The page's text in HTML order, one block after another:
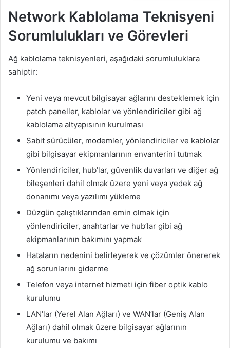
Network Kablolama Teknisyeni
Sorumlulukları ve Görevleri
Ağ kablolama teknisyenleri, aşağıdaki sorumluluklara
sahiptir:
Yeni veya mevcut bilgisayar ağlarını desteklemek için
patch paneller, kablolar ve yönlendiriciler gibi ağ
kablolama altyapısının kurulması
Sabit sürücüler, modemler, yönlendiriciler ve kablolar
gibi bilgisayar ekipmanlarının envanterini tutmak
Yönlendiriciler, hub’lar, güvenlik duvarları ve diğer ağ
bileşenleri dahil olmak üzere yeni veya yedek ağ
donanımı veya yazılımı yükleme
Düzgün çalıştıklarından emin olmak için
yönlendiriciler, anahtarlar ve hub’lar gibi ağ
ekipmanlarının bakımını yapmak
Hataların nedenini belirleyerek ve çözümler önererek
ağ sorunlarını giderme
Telefon veya internet hizmeti için fiber optik kablo
kurulumu
LAN’lar (Yerel Alan Ağları) ve WAN’lar (Geniş Alan
Ağları) dahil olmak üzere bilgisayar ağlarının
kurulumu ve bakımı